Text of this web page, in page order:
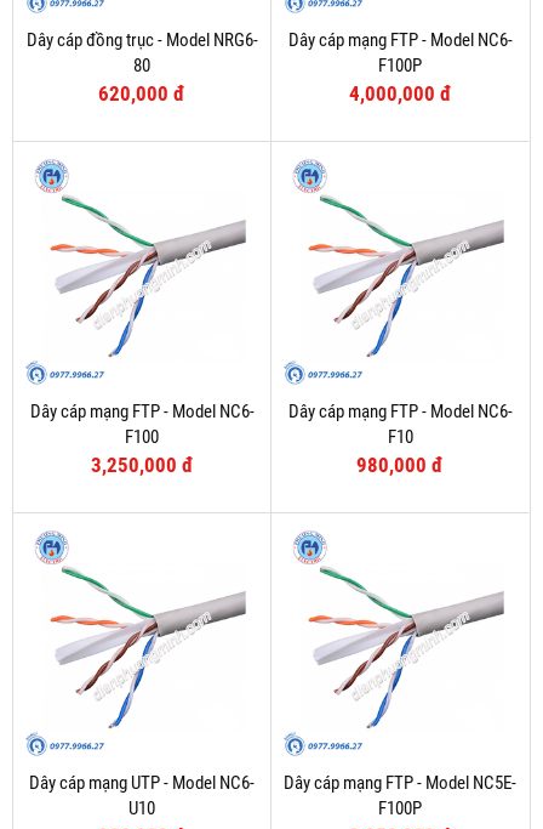
Dây cáp đồng trục - Model NRG6-
80
620,000 đ
Dây cáp mạng FTP - Model NC6-
F100P
4,000,000 đ
Dây cáp mạng FTP - Model NC6-
F100
3,250,000 đ
Dây cáp mạng FTP - Model NC6-
F10
980,000 đ
Dây cáp mạng UTP - Model NC6-
U10
Dây cáp mạng FTP - Model NC5E-
F100P